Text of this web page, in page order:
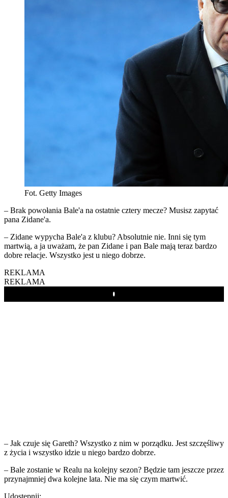
Fot. Getty Images
– Brak powołania Bale'a na ostatnie cztery mecze? Musisz zapytać
pana Zidane'a.
– Zidane wypycha Bale'a z klubu? Absolutnie nie. Inni się tym
martwią, a ja uważam, że pan Zidane i pan Bale mają teraz bardzo
dobre relacje. Wszystko jest u niego dobrze.
REKLAMA
REKLAMA
Play
– Jak czuje się Gareth? Wszystko z nim w porządku. Jest szczęśliwy
z życia i wszystko idzie u niego bardzo dobrze.
– Bale zostanie w Realu na kolejny sezon? Będzie tam jeszcze przez
przynajmniej dwa kolejne lata. Nie ma się czym martwić.
Udostępnij: